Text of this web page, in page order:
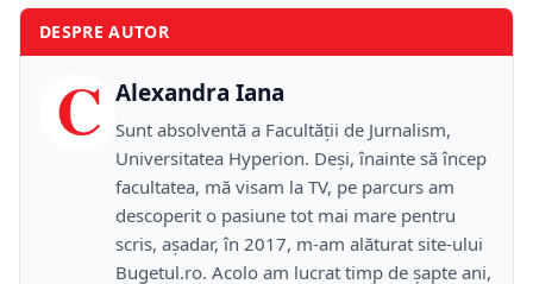
DESPRE AUTOR
C Alexandra Iana
Sunt absolventă a Facultății de Jurnalism,
Universitatea Hyperion. Deși, înainte să încep
facultatea, mă visam la TV, pe parcurs am
descoperit o pasiune tot mai mare pentru
scris, așadar, în 2017, m-am alăturat site-ului
Bugetul.ro. Acolo am lucrat timp de șapte ani,